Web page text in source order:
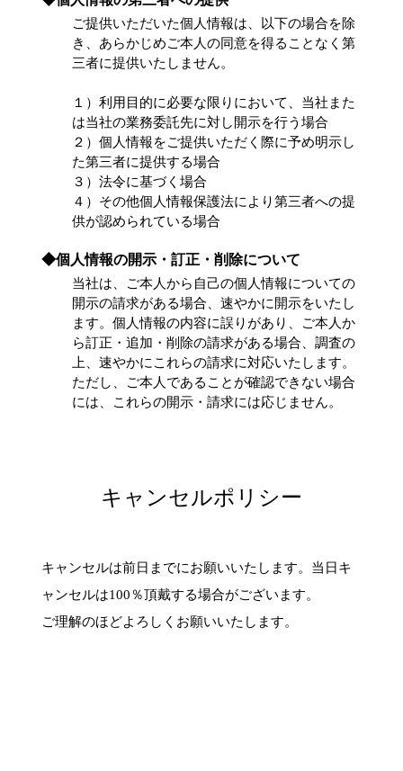
ご提供いただいた個人情報は、以下の場合を除
き、あらかじめご本人の同意を得ることなく第
三者に提供いたしません。
１）利用目的に必要な限りにおいて、当社また
は当社の業務委託先に対し開示を行う場合
２）個人情報をご提供いただく際に予め明示し
た第三者に提供する場合
３）法令に基づく場合
４）その他個人情報保護法により第三者への提
供が認められている場合
◆個人情報の開示・訂正・削除について
当社は、ご本人から自己の個人情報についての
開示の請求がある場合、速やかに開示をいたし
ます。個人情報の内容に誤りがあり、ご本人か
ら訂正・追加・削除の請求がある場合、調査の
上、速やかにこれらの請求に対応いたします。
ただし、ご本人であることが確認できない場合
には、これらの開示・請求には応じません。
キャンセルポリシー
キャンセルは前日までにお願いいたします。当日キ
ャンセルは100％頂戴する場合がございます。
ご理解のほどよろしくお願いいたします。